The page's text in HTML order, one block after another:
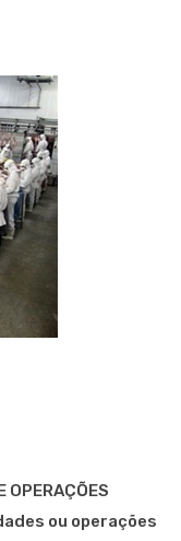
OPERAÇÕES
ou operações